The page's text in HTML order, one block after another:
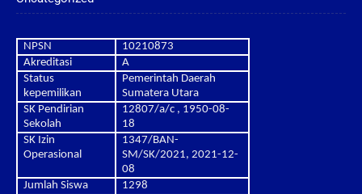
NPSN
10210873
Akreditasi
A
Status
kepemilikan
Pemerintah Daerah
Sumatera Utara
SK Pendirian
Sekolah
12807/a/c , 1950-08-
18
SK Izin
Operasional
1347/BAN-
SM/SK/2021, 2021-12-
08
Jumlah Siswa
1298